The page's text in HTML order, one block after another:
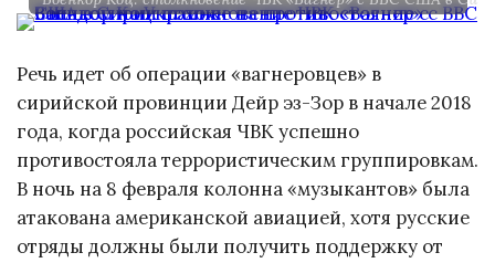
Речь идет об операции «вагнеровцев» в
сирийской провинции Дейр эз-Зор в начале 2018
года, когда российская ЧВК успешно
противостояла террористическим группировкам.
В ночь на 8 февраля колонна «музыкантов» была
атакована американской авиацией, хотя русские
отряды должны были получить поддержку от